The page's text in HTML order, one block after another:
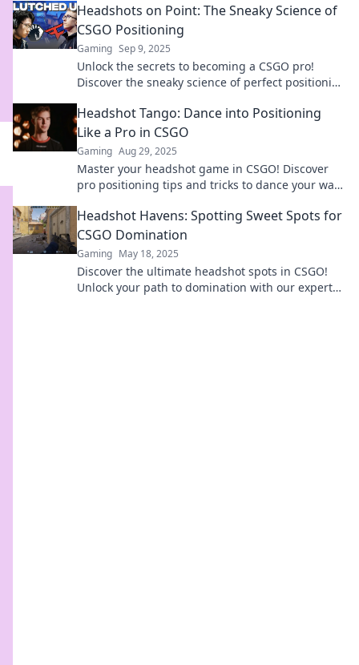
Headshots on Point: The Sneaky Science of
CSGO Positioning
Gaming Sep 9, 2025
Unlock the secrets to becoming a CSGO pro!
Discover the sneaky science of perfect positioning
Headshot Tango: Dance into Positioning
Like a Pro in CSGO
Gaming Aug 29, 2025
Master your headshot game in CSGO! Discover
pro positioning tips and tricks to dance your way
Headshot Havens: Spotting Sweet Spots for
CSGO Domination
Gaming May 18, 2025
Discover the ultimate headshot spots in CSGO!
Unlock your path to domination with our expert